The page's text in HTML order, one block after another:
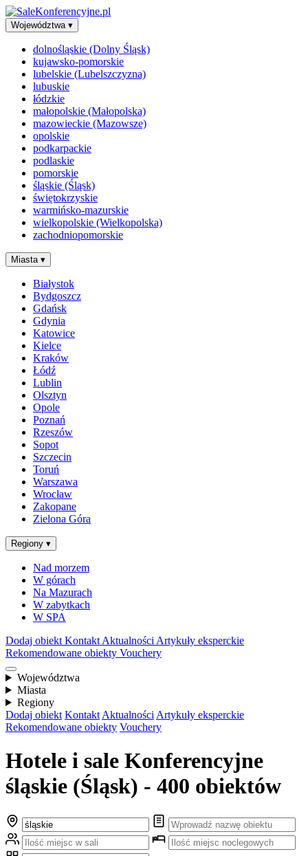
Województwa ▾
dolnośląskie (Dolny Śląsk)
kujawsko-pomorskie
lubelskie (Lubelszczyzna)
lubuskie
łódzkie
małopolskie (Małopolska)
mazowieckie (Mazowsze)
opolskie
podkarpackie
podlaskie
pomorskie
śląskie (Śląsk)
świętokrzyskie
warmińsko-mazurskie
wielkopolskie (Wielkopolska)
zachodniopomorskie
Miasta ▾
Białystok
Bydgoszcz
Gdańsk
Gdynia
Katowice
Kielce
Kraków
Łódź
Lublin
Olsztyn
Opole
Poznań
Rzeszów
Sopot
Szczecin
Toruń
Warszawa
Wrocław
Zakopane
Zielona Góra
Regiony ▾
Nad morzem
W górach
Na Mazurach
W zabytkach
W SPA
Dodaj obiekt Kontakt Aktualności Artykuły eksperckie
Rekomendowane obiekty Vouchery
Województwa
Miasta
Regiony
Dodaj obiekt Kontakt Aktualności Artykuły eksperckie
Rekomendowane obiekty Vouchery
Hotele i sale Konferencyjne
śląskie (Śląsk) - 400 obiektów